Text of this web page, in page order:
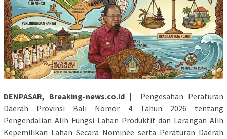
DENPASAR, Breaking-news.co.id| Pengesahan Peraturan
Daerah Provinsi Bali Nomor 4 Tahun 2026 tentang
Pengendalian Alih Fungsi Lahan Produktif dan Larangan Alih
Kepemilikan Lahan Secara Nominee serta Peraturan Daerah